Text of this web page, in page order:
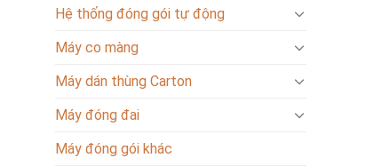
Hệ thống đóng gói tự động
Máy co màng
Máy dán thùng Carton
Máy đóng đai
Máy đóng gói khác